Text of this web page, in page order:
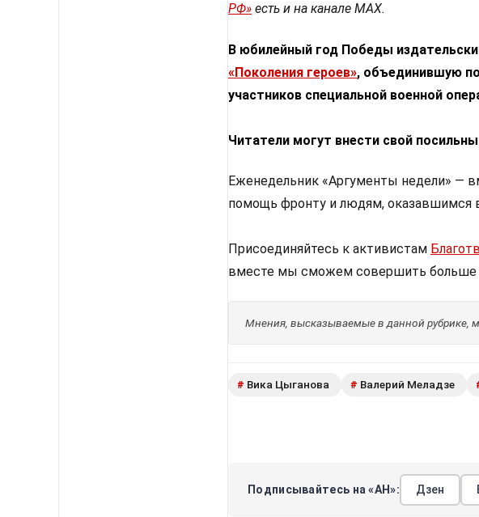
РФ» есть и на канале МАХ.
В юбилейный год Победы
«Поколения героев», объединившую
участников специальной военной
Читатели могут внести свой
Еженедельник «Аргументы недели» —
помощь фронту и людям, оказавшимся
Присоединяйтесь к активистам
вместе мы сможем совершить больше
Мнения, высказываемые в данной рубрике,
# Вика Цыганова # Валерий Меладзе
Подписывайтесь на «АН»: Дзен